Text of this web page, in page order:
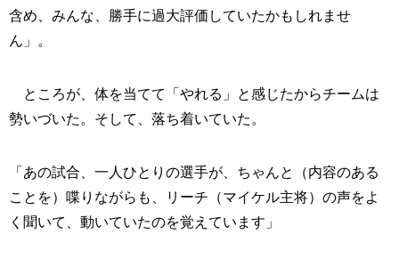
含め、みんな、勝手に過大評価していたかもしれませ
ん」。
ところが、体を当てて「やれる」と感じたからチームは
勢いづいた。そして、落ち着いていた。
「あの試合、一人ひとりの選手が、ちゃんと（内容のある
ことを）喋りながらも、リーチ（マイケル主将）の声をよ
く聞いて、動いていたのを覚えています」